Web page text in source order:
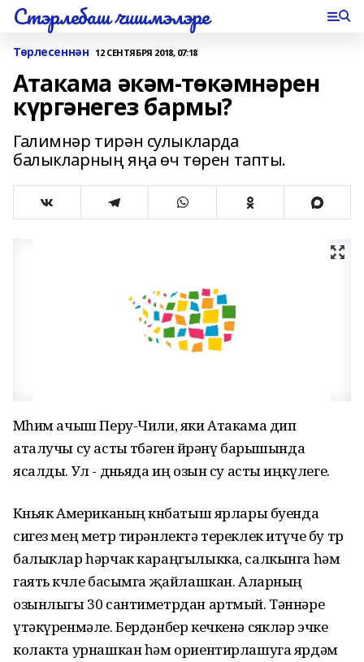
Стэрлебаш чишмэлэре
Төрлесеннән 12 СЕНТЯБРЯ 2018, 07:18
Атакама әкәм-төкәмнәрен
күргәнегез бармы?
Галимнәр тирән сулыкларда
балыкларның яңа өч төрен тапты.
Мөһим ачыш Перу-Чили, яки Атакама дип
аталучы су асты төбәген өйрәнү барышында
ясалды. Ул - дөньяда иң озын су асты иңкүлеге.
Көньяк Американың көнбатыш ярлары буенда
сигез мең метр тирәнлектә тереклек итүче бу төр
балыклар һәрчак караңгылыкка, салкынга һәм
гаять көчле басымга җайлашкан. Аларның
озынлыгы 30 сантиметрдан артмый. Тәннәре
үтәкүренмәле. Бердәнбер кечкенә сөякләр эчке
колакта урнашкан һәм ориентирлашуга ярдәм